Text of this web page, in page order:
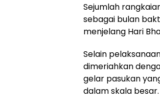
Sejumlah
sebagai bulan
menjelang Hari
Selain
dimeriahkan
gelar pasukan
dalam skala besar.